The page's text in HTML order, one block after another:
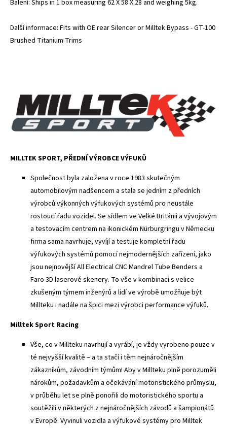
Balení: Ships in 1 box measuring 62 X 58 X 28 and weighing 5kg.
Další informace: Fits with OE rear Silencer or Milltek Bypass - GT-100
Brushed Titanium Trims
MILLTEK SPORT, PŘEDNÍ VÝROBCE VÝFUKŮ
Společnost byla založena v roce 1983 skutečným
automobilovým nadšencem a stala se jedním z předních
výrobců výkonných výfukových systémů pro neustále
rostoucí řadu vozidel. Se sídlem ve Velké Británii a vývojovým
a testovacím centrem na ikonickém Nürburgringu v Německu
firma sama navrhuje, vyvíjí a testuje kompletní řadu
výfukových systémů pomocí nejmodernějších zařízení, jako
jsou nejnovější All Electrical CNC Mandrel Tube Benders a
Faro 3D laserové skenery. To vše v kombinaci s velice
zkušeným týmem inženýrů a lidí ve výrobě umožňuje být
Millteku i nadále na špici mezi výrobci performance výfuků.
Milltek Sport Racing
Vše, co v Millteku navrhují a vyrábí, je vždy vyrobeno pouze v
té nejvyšší kvalitě – a ta stačí i těm nejnáročnějším
zákazníkům, závodním týmům! Aby v Millteku plně porozuměli
nárokům, požadavkům a očekávání motoristického průmyslu,
v průběhu let se plně ponořili do motoristického sportu a
soutěžili v některých z nejnáročnějších závodů a šampionátů
v Evropě. Vyvinuli vozidla a výfukové systémy pro Milltek